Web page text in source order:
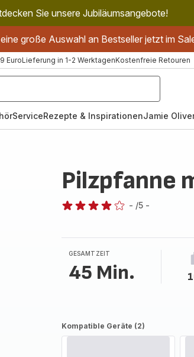
Sie unsere Jubiläumsangebote!
große Auswahl an Bestseller jetzt im
EuroLieferung in 1-2 WerktagenKostenfreie Retouren
ServiceRezepte & InspirationenJamie
Pilzpfanne
4
Sternen
(Durchschnitt)
- /5 -
GESAMTZEIT
45 Min.
Kompatible Geräte (2)